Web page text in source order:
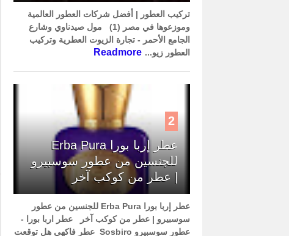
تركيب العطور | أفضل شركات العطور العالمية
وموزعوها في مصر (1) مول صيدناوي وشارع
الجامع الأحمر - تجارة الزيوت العطرية وتركيب
العطور زيو... Readmore
2
عطر إربا بورا Erba Pura
للجنسين من عطور سوسبيرو
| عطر من كوكب آخر
عطر إربا بورا Erba Pura للجنسين من عطور
سوسبيرو | عطر من كوكب آخر عطر اربا بورا -
عطور سوسبيرو Sosbiro عطر فاكهي هل توقعت